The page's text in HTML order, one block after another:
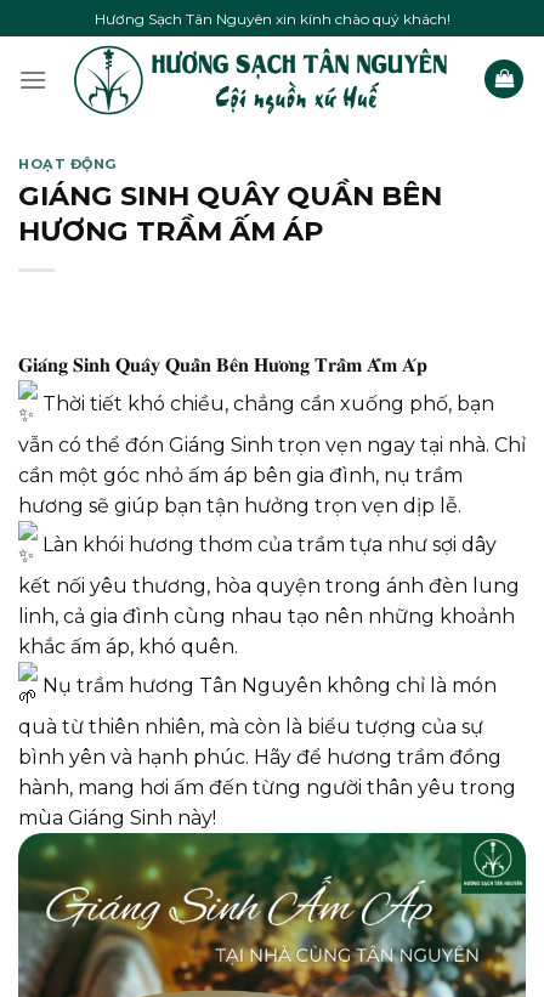
to
content
Hương Sạch Tân Nguyên xin kính chào quý khách!
HOẠT ĐỘNG
GIÁNG SINH QUÂY QUẦN BÊN
HƯƠNG TRẦM ẤM ÁP
𝐆𝐢𝐚́𝐧𝐠 𝐒𝐢𝐧𝐡 𝐐𝐮𝐚̂𝐲 𝐐𝐮𝐚̂̀𝐧 𝐁𝐞̂𝐧 𝐇𝐮̛𝐨̛𝐧𝐠 𝐓𝐫𝐚̂̀𝐦 𝐀̂́𝐦 𝐀́𝐩
Thời tiết khó chiều, chẳng cần xuống phố, bạn
vẫn có thể đón Giáng Sinh trọn vẹn ngay tại nhà. Chỉ
cần một góc nhỏ ấm áp bên gia đình, nụ trầm
hương sẽ giúp bạn tận hưởng trọn vẹn dịp lễ.
Làn khói hương thơm của trầm tựa như sợi dây
kết nối yêu thương, hòa quyện trong ánh đèn lung
linh, cả gia đình cùng nhau tạo nên những khoảnh
khắc ấm áp, khó quên.
Nụ trầm hương Tân Nguyên không chỉ là món
quà từ thiên nhiên, mà còn là biểu tượng của sự
bình yên và hạnh phúc. Hãy để hương trầm đồng
hành, mang hơi ấm đến từng người thân yêu trong
mùa Giáng Sinh này!